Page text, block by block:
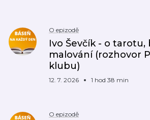
O epizodě
Ivo Ševčík - o tarotu,
malování (rozhovor
klubu)
12. 7. 2026 1 hod 38 min
O epizodě